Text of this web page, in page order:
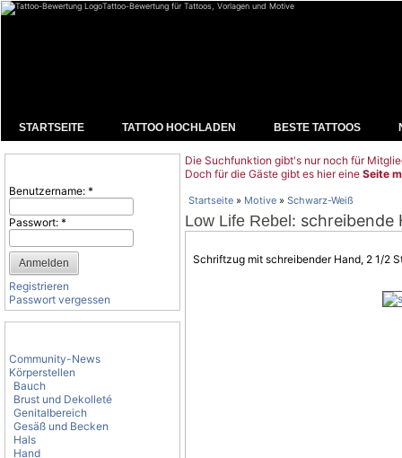
Tattoo-Bewertung für Tattoos, Vorlagen und Motive
STARTSEITE TATTOO HOCHLADEN BESTE TATTOOS
Benutzername: *
Passwort: *
Registrieren
Passwort vergessen
Community-News
Körperstellen
Bauch
Brust und Dekolleté
Genitalbereich
Gesäß und Becken
Hals
Hand
Die Suchfunktion gibt's nur noch für
Doch für die Gäste gibt es hier eine Seite
Startseite » Motive » Schwarz-Weiß
Low Life Rebel : schreibende
Schriftzug mit schreibender Hand, 2 1/2